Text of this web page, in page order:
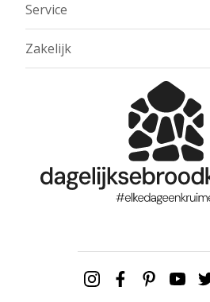
Service
Zakelijk